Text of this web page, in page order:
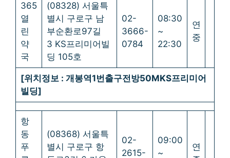
365
열
린
약
국
(08328) 서울특
별시 구로구 남
부순환로97길
3 KS프리미어빌
딩 105호
02-
3666-
0784
08:30
~
22:30
연
중
[위치정보 : 개봉역1번출구전방50MKS프리미어
빌딩]
항
동
푸
(08368) 서울특
별시 구로구 항
02-
2615-
09:00
~
연